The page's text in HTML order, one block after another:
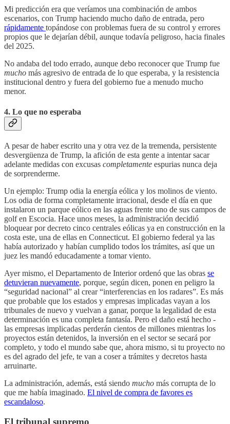
Mi predicción era que veríamos una combinación de ambos
escenarios, con Trump haciendo mucho daño de entrada, pero
rápidamente topándose con problemas fuera de su control y errores
propios que le dejarían débil, aunque todavía peligroso, hacia finales
del 2025.
No andaba del todo errado, aunque debo reconocer que Trump fue
mucho más agresivo de entrada de lo que esperaba, y la resistencia
institucional dentro y fuera del gobierno fue a menudo mucho
menor.
4. Lo que no esperaba
A pesar de haber escrito una y otra vez de la tremenda, persistente
desvergüenza de Trump, la afición de esta gente a intentar sacar
adelante medidas con excusas completamente espurias nunca deja
de sorprenderme.
Un ejemplo: Trump odia la energía eólica y los molinos de viento.
Los odia de forma completamente irracional, desde el día en que
instalaron un parque eólico en las aguas frente uno de sus campos de
golf en Escocia. Hace unos meses, la administración decidió
bloquear por decreto cinco centrales eólicas ya en construcción en la
costa este, una de ellas en Connecticut. El gobierno federal ya las
había autorizado y habían cumplido todos los trámites, así que un
juez les mandó educadamente a tomar viento.
Ayer mismo, el Departamento de Interior ordenó que las obras se
detuvieran nuevamente, porque, según dicen, ponen en peligro la
“seguridad nacional” al crear “interferencias en los radares”. Es más
que probable que los estados y empresas implicadas vayan a los
tribunales de nuevo y vuelvan a ganar, porque la legalidad de esta
determinación es una completa fantasía. Pero el daño está hecho -
las empresas implicadas perderán cientos de millones mientras los
proyectos están detenidos, la inversión en el sector se secará por
completo, y todo el mundo sabe que, ahora mismo, si tu proyecto no
es del agrado del jefe, te van a coser a trámites y decretos hasta
arruinarte.
La administración, además, está siendo mucho más corrupta de lo
que me había imaginado. El nivel de compra de favores es
escandaloso.
El tribunal supremo